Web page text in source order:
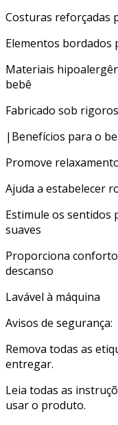
Costuras reforçadas
Elementos bordados
Materiais
bebê
Fabricado sob
|Benefícios para o
Promove
Ajuda a estabelecer
Estimule os sentidos
suaves
Proporciona
descanso
Lavável à máquina
Avisos de segurança:
Remova todas as
entregar.
Leia todas as
usar o produto.